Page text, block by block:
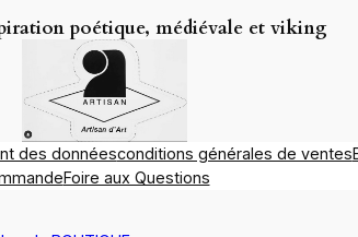
poétique, médiévale et viking
des donnéesconditions générales de ventes
Foire aux Questions